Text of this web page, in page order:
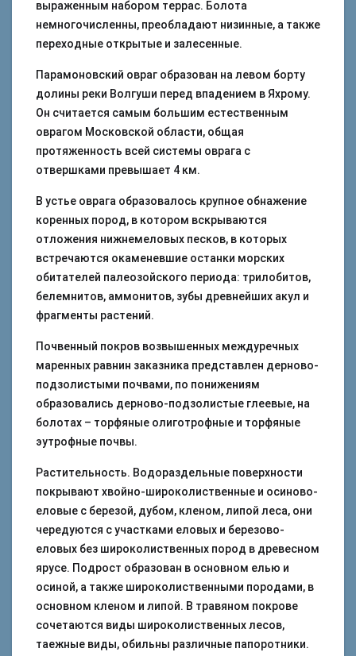
выраженным набором террас. Болота
немногочисленны, преобладают низинные, а также
переходные открытые и залесенные.
Парамоновский овраг образован на левом борту
долины реки Волгуши перед впадением в Яхрому.
Он считается самым большим естественным
оврагом Московской области, общая
протяженность всей системы оврага с
отвершками превышает 4 км.
В устье оврага образовалось крупное обнажение
коренных пород, в котором вскрываются
отложения нижнемеловых песков, в которых
встречаются окаменевшие останки морских
обитателей палеозойского периода: трилобитов,
белемнитов, аммонитов, зубы древнейших акул и
фрагменты растений.
Почвенный покров возвышенных междуречных
маренных равнин заказника представлен дерново-
подзолистыми почвами, по понижениям
образовались дерново-подзолистые глеевые, на
болотах – торфяные олиготрофные и торфяные
эутрофные почвы.
Растительность. Водораздельные поверхности
покрывают хвойно-широколиственные и осиново-
еловые с березой, дубом, кленом, липой леса, они
чередуются с участками еловых и березово-
еловых без широколиственных пород в древесном
ярусе. Подрост образован в основном елью и
осиной, а также широколиственными породами, в
основном кленом и липой. В травяном покрове
сочетаются виды широколиственных лесов,
таежные виды, обильны различные папоротники.